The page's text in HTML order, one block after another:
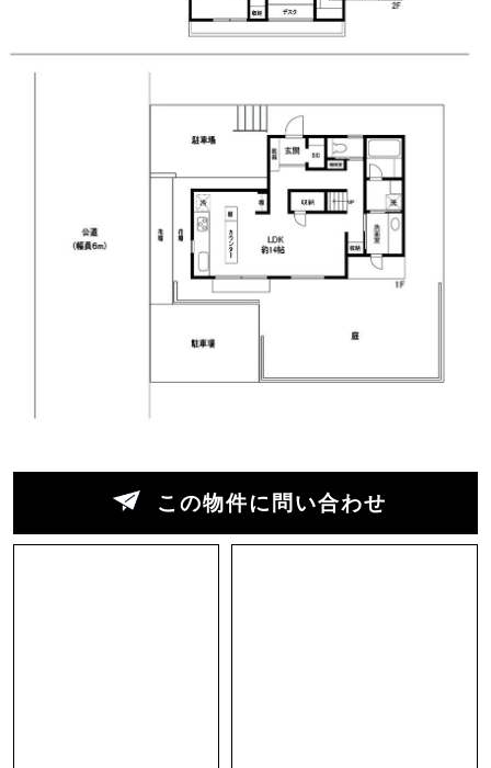
うだけでなく、イベント企画や発信など行い、街
の活気を取り戻すような活動しているようです。
「鳩山町コミュニティ・マルシェ」では街の住民
がつくった食品や小物、野菜、ランチセットなど
が売られ、ワークスペースで仕事をする人がいた
り、子ども連れの家族が買い物に来たり。週末に
はフェスが開かれたり、クラフトビールが飲める
イベントが組まれたり。
にアーティストの店主が立ち、モーニングを振る
舞うような企画が開催され、若者が集ったりも。
で、この家は、この街に若い家族を増やしたいと
いう思いで、地元の工務店が力を入れてつくった
ものです。中古戸建のリノベーションですが、断
この物件に問い合わせ